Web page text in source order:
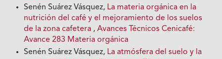
Senén Suárez Vásquez, La materia orgánica en la
nutrición del café y el mejoramiento de los suelos
de la zona cafetera ,Avances Técnicos Cenicafé:
Avance 283 Materia orgánica
Senén Suárez Vásquez, La atmósfera del suelo y la